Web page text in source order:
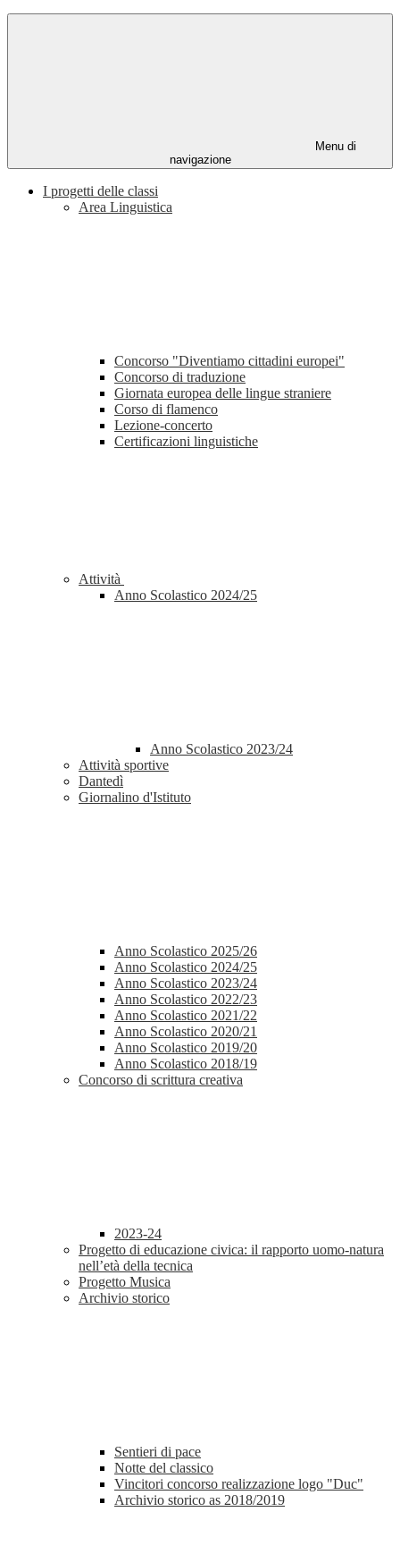
Menu di
navigazione
I progetti delle classi
Area Linguistica
Concorso "Diventiamo cittadini europei"
Concorso di traduzione
Giornata europea delle lingue straniere
Corso di flamenco
Lezione-concerto
Certificazioni linguistiche
Attività
Anno Scolastico 2024/25
Anno Scolastico 2023/24
Attività sportive
Dantedì
Giornalino d'Istituto
Anno Scolastico 2025/26
Anno Scolastico 2024/25
Anno Scolastico 2023/24
Anno Scolastico 2022/23
Anno Scolastico 2021/22
Anno Scolastico 2020/21
Anno Scolastico 2019/20
Anno Scolastico 2018/19
Concorso di scrittura creativa
2023-24
Progetto di educazione civica: il rapporto uomo-natura
nell’età della tecnica
Progetto Musica
Archivio storico
Sentieri di pace
Notte del classico
Vincitori concorso realizzazione logo "Duc"
Archivio storico as 2018/2019